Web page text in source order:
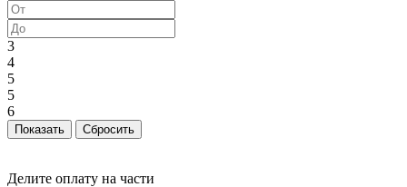
3
4
5
5
6
Делите оплату на части